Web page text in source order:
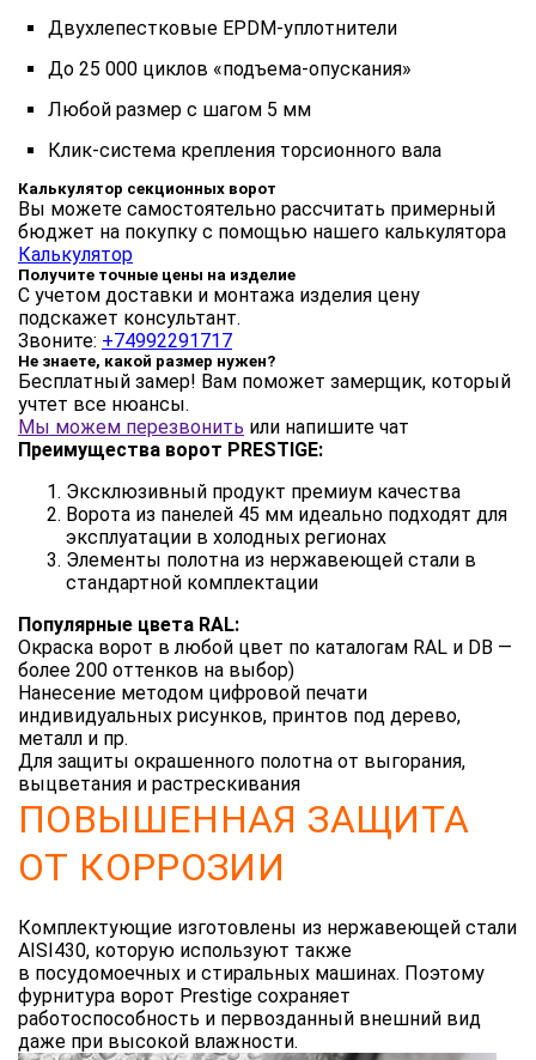
Двухлепестковые EPDM-уплотнители
До 25 000 циклов «подъема-опускания»
Любой размер с шагом 5 мм
Клик-система крепления торсионного вала
Калькулятор секционных ворот
Вы можете самостоятельно рассчитать примерный
бюджет на покупку с помощью нашего калькулятора
Калькулятор
Получите точные цены на изделие
С учетом доставки и монтажа изделия цену
подскажет консультант.
Звоните: +74992291717
Не знаете, какой размер нужен?
Бесплатный замер! Вам поможет замерщик, который
учтет все нюансы.
Мы можем перезвонить или напишите чат
Преимущества ворот PRESTIGE:
Эксклюзивный продукт премиум качества
Ворота из панелей 45 мм идеально подходят для
эксплуатации в холодных регионах
Элементы полотна из нержавеющей стали в
стандартной комплектации
Популярные цвета RAL:
Окраска ворот в любой цвет по каталогам RAL и DB —
более 200 оттенков на выбор)
Нанесение методом цифровой печати
индивидуальных рисунков, принтов под дерево,
металл и пр.
Для защиты окрашенного полотна от выгорания,
выцветания и растрескивания
ПОВЫШЕННАЯ ЗАЩИТА
ОТ КОРРОЗИИ
Комплектующие изготовлены из нержавеющей стали
AISI430, которую используют также
в посудомоечных и стиральных машинах. Поэтому
фурнитура ворот Prestige сохраняет
работоспособность и первозданный внешний вид
даже при высокой влажности.